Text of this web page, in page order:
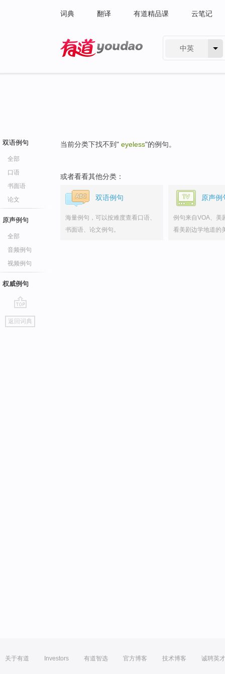
词典 翻译 有道精品课 云笔记
中英
双语例句
全部
口语
书面语
论文
原声例句
全部
音频例句
视频例句
权威例句
go
top
返回词典
当前分类下找不到" eyeless"的例句。
或者看看其他分类：
双语例句
海量例句，可以按难度查看口语、
书面语、论文例句。
原声例
例句来自VOA、美
看美剧边学地道的
关于有道 Investors 有道智选 官方博客 技术博客 诚聘英才